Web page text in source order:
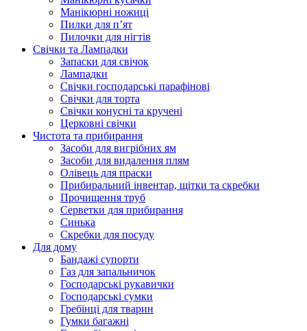
Манікюрні ножиці
Пилки для п’ят
Пилочки для нігтів
Свічки та Лампадки
Запаски для свічок
Лампадки
Свічки господарські парафінові
Свічки для торта
Свічки конусні та кручені
Церковні свічки
Чистота та прибирання
Засоби для вигрібних ям
Засоби для видалення плям
Олівець для праски
Прибиральний інвентар, щітки та скребки
Прочищення труб
Серветки для прибирання
Синька
Скребки для посуду
Для дому
Бандажі супорти
Газ для запальничок
Господарські рукавички
Господарські сумки
Гребінці для тварин
Гумки багажні